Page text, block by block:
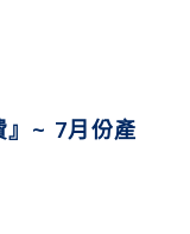
』~ 7月份產